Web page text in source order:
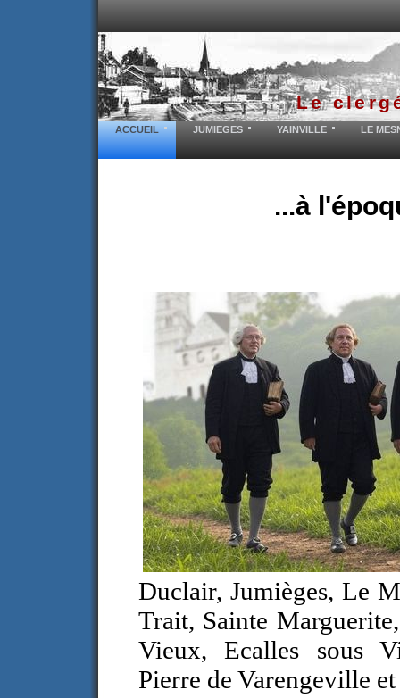
Le
ACCUEIL JUMIEGES YAINVILLE LE
...à
Duclair, Jumièges, Le
Trait, Sainte
Vieux, Ecalles sous
Pierre de Varengeville